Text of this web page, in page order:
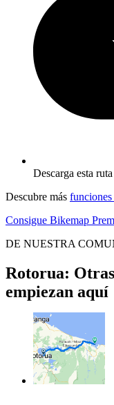
Descarga esta
Descubre más
Consigue Bikemap
DE NUESTRA
Rotorua:
empiezan aquí